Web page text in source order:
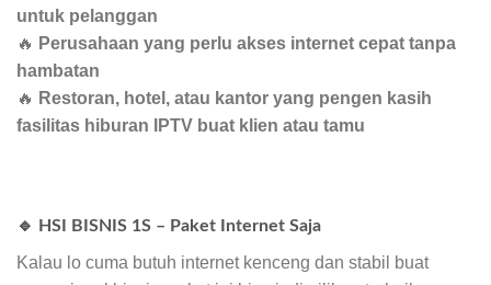
untuk pelanggan
🔥 Perusahaan yang perlu akses internet cepat tanpa
hambatan
🔥 Restoran, hotel, atau kantor yang pengen kasih
fasilitas hiburan IPTV buat klien atau tamu
🔹 HSI BISNIS 1S – Paket Internet Saja
Kalau lo cuma butuh internet kenceng dan stabil buat